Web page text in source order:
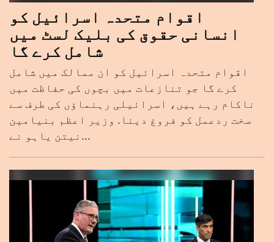
اقوام متحدہ اسرائیل کو
انسانی حقوق کی بلیک لسٹ میں
شامل کرے گا
اقوام متحدہ اسرائیل کو ان ممالک میں شامل
کرے گا جو تنازعات میں بچوں کی حفاظت میں
ناکام رہے ہیں، اسرائیلی رہنماؤں کی طرف سے
سخت ردعمل کو فروغ دینا. وزیر اعظم بنیامین
نیتن یاہو نے...